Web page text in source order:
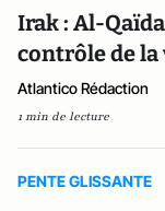
Irak : Al-
contrôle de la
Atlantico Rédaction
1 min de lecture
PENTE GLISSANTE